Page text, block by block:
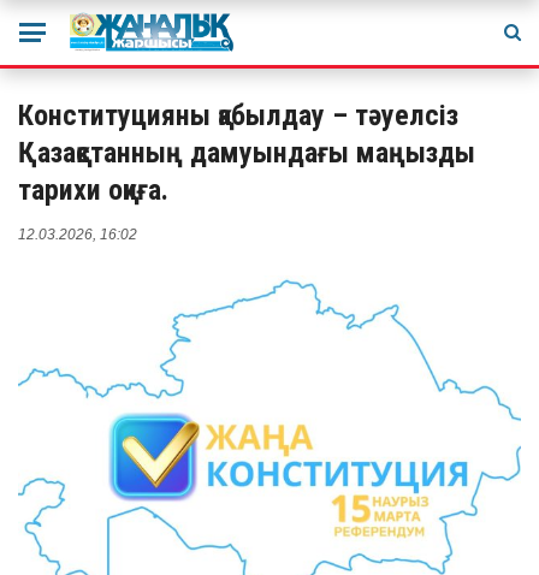
Конституцияны қабылдау – тәуелсіз
Қазақстанның дамуындағы маңызды
тарихи оқиға.
12.03.2026, 16:02